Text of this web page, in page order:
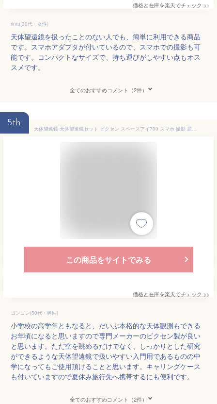
価格と在庫を楽天でチェック >>
rinru(30代・女性)
天体望遠鏡を扱ったことのない人でも、簡単に利用できる商品
です。スマホアダプタが付いているので、スマホでの撮影も可
能です。コンパクトなサイズで、持ち運びがしやすい点もオス
スメです。
全てのおすすめコメント（2件）
5th
天体望遠鏡 天体望遠鏡セット ビクセン スペースアイ700 スマホ 撮影 屈折式 赤道儀 経緯台 アクロマートレンズ 初心者用 VIXEN SPACE EYE 子供 携帯 おすすめ 入門 入学祝い ホワイト
この商品をサイトでみる
価格と在庫を楽天でチェック >>
ゴンゴン(50代・男性)
小学校の高学年ともなると、だいぶ本格的な天体観測もできる
お年頃になると思いますので専門メーカーのビクセン製が良い
と思います。ただ空を眺めるだけでなく、しっかりとした研究
ができるような天体望遠鏡で扱いやすい入門用であるものの中
学になってもご使用頂けることと思います。キャリングケース
も付いていますので夏休み旅行先へ携帯するにも便利です。
全てのおすすめコメント（2件）